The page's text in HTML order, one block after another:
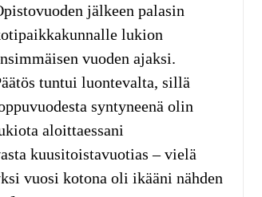
jälkeen palasin
lukion
vuoden ajaksi.
tuntui luontevalta, sillä
syntyneenä olin
aloittaessani
kuusitoistavuotias – vielä
vuosi kotona oli ikääni nähden